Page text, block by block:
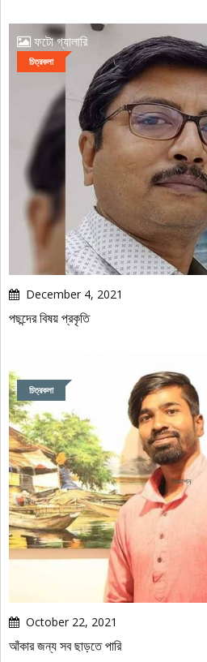
ফটো গ্যালারি
চিত্রকলা
December 4, 2021
পছন্দের বিষয় প্রকৃতি
চিত্রকলা
October 22, 2021
আঁকার জন্য সব ছাড়তে পারি
বিজ্ঞাপন